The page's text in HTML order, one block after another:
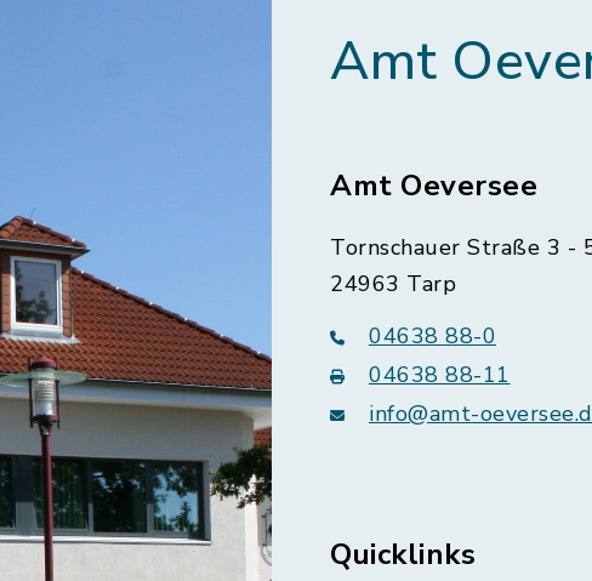
Amt
Amt Oeversee
Tornschauer Straße 3 -
24963 Tarp
04638 88-0
04638 88-11
info@amt-
Quicklinks